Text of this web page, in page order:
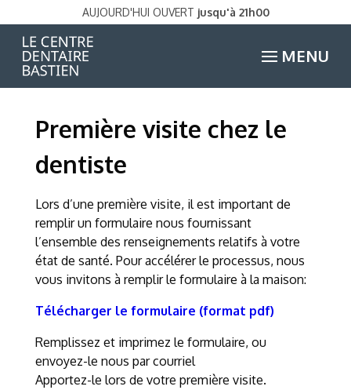
AUJOURD'HUI OUVERT jusqu'à 21h00
MENU
Première visite chez le
dentiste
Lors d’une première visite, il est important de
remplir un formulaire nous fournissant
l’ensemble des renseignements relatifs à votre
état de santé. Pour accélérer le processus, nous
vous invitons à remplir le formulaire à la maison:
Télécharger le formulaire (format pdf)
Remplissez et imprimez le formulaire, ou
envoyez-le nous par courriel
Apportez-le lors de votre première visite.